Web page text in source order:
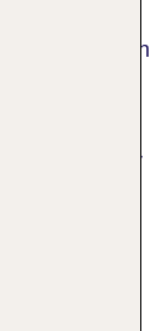
Eurovea
dem neuen
und
Der
ungefähr